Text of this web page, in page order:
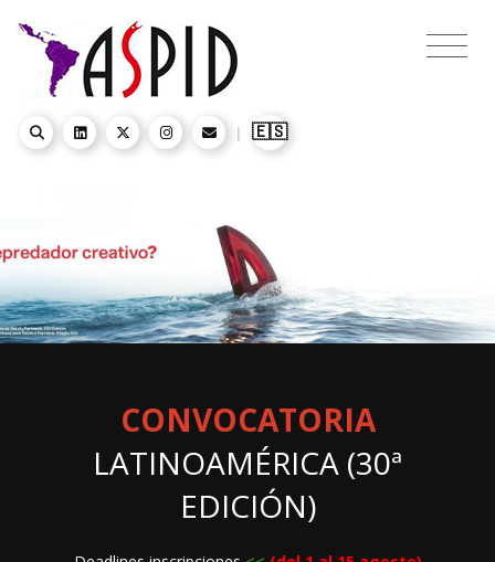
| 🇪🇸
CONVOCATORIA
LATINOAMÉRICA (30ª
EDICIÓN)